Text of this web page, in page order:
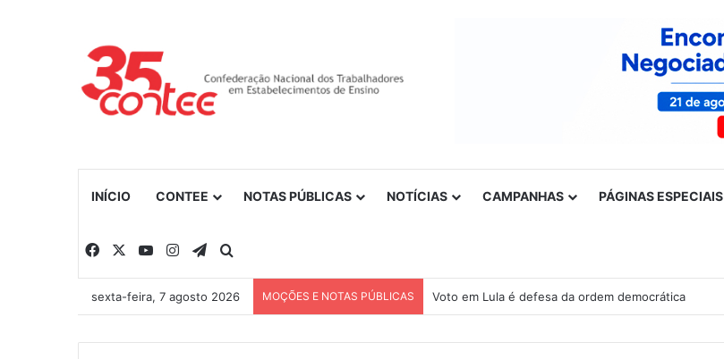
INÍCIO CONTEE NOTAS PÚBLICAS NOTÍCIAS CAMPANHAS PÁGINAS ESPECIAIS
Facebook YouTubeInstagramTelegram
sexta-feira, 7 agosto 2026 MOÇÕES E NOTAS PÚBLICAS Voto em Lula é defesa da ordem democrática